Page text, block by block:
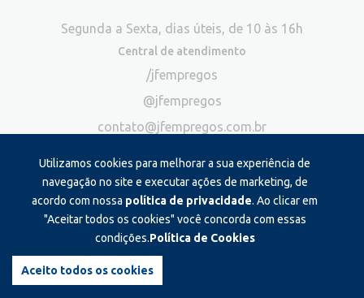
Utilizamos cookies para melhorar a sua experiência de
navegação no site e executar ações de marketing, de
acordo com nossa política de privacidade. Ao clicar em
"Aceitar todos os cookies" você concorda com essas
condições.Política de Cookies
Aceito todos os cookies
Segunda a Sexta, dias úteis, de 10 às 16h
Central de atendimento
/jfempregos
@jfempregos
contato@jfempregos.com.br
Publicidade
*Exclusivo para atendimento via chat. Não atendemos ligações neste
canal
Produzido e administrado por:
©2026 JF Empregos. Todos os direitos reservados